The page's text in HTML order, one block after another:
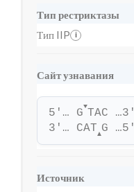
Тип рестриктазы
Тип IIP
i
Сайт узнавания
5'… G
▼
TAC …3'
3'… CAT▲G …5'
Источник